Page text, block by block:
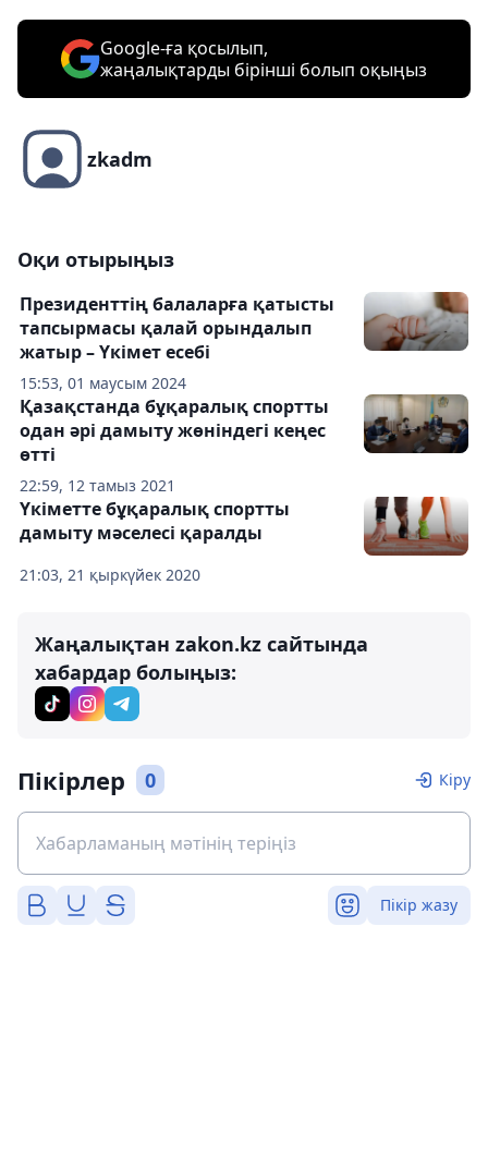
Google-ға қосылып,
жаңалықтарды бірінші болып оқыңыз
zkadm
Оқи отырыңыз
15:53, 01 маусым 2024
Президенттің балаларға қатысты
тапсырмасы қалай орындалып
жатыр – Үкімет есебі
22:59, 12 тамыз 2021
Қазақстанда бұқаралық спортты
одан әрі дамыту жөніндегі кеңес
өтті
21:03, 21 қыркүйек 2020
Үкіметте бұқаралық спортты
дамыту мәселесі қаралды
Жаңалықтан zakon.kz сайтында
хабардар болыңыз:
Пікірлер 0 Кіру
Пікір жазу